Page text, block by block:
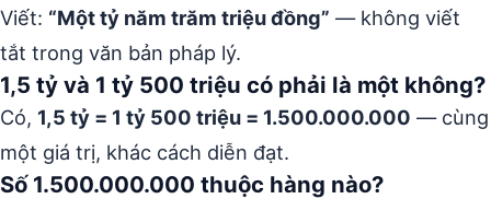
Viết: “Một tỷ năm trăm triệu đồng” — không viết
tắt trong văn bản pháp lý.
1,5 tỷ và 1 tỷ 500 triệu có phải là một không?
Có, 1,5 tỷ = 1 tỷ 500 triệu = 1.500.000.000 — cùng
một giá trị, khác cách diễn đạt.
Số 1.500.000.000 thuộc hàng nào?